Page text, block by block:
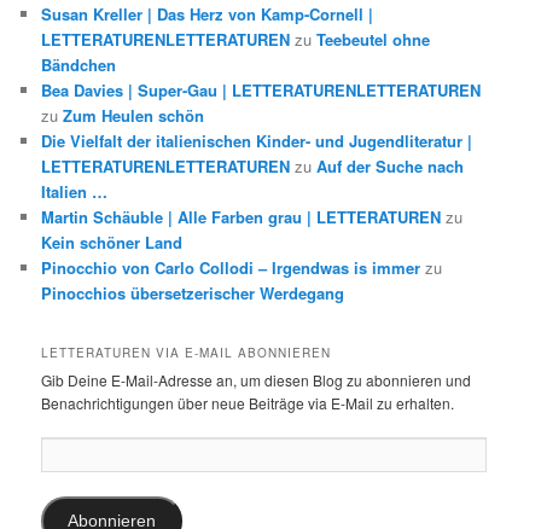
Susan Kreller | Das Herz von Kamp-Cornell |
LETTERATURENLETTERATUREN zuTeebeutel ohne
Bändchen
Bea Davies | Super-Gau | LETTERATURENLETTERATUREN
zuZum Heulen schön
Die Vielfalt der italienischen Kinder- und Jugendliteratur |
LETTERATURENLETTERATUREN zuAuf der Suche nach
Italien …
Martin Schäuble | Alle Farben grau | LETTERATUREN zu
Kein schöner Land
Pinocchio von Carlo Collodi – Irgendwas is immer zu
Pinocchios übersetzerischer Werdegang
LETTERATUREN VIA E-MAIL ABONNIEREN
Gib Deine E-Mail-Adresse an, um diesen Blog zu abonnieren und
Benachrichtigungen über neue Beiträge via E-Mail zu erhalten.
Mail-
Adresse:
Abonnieren